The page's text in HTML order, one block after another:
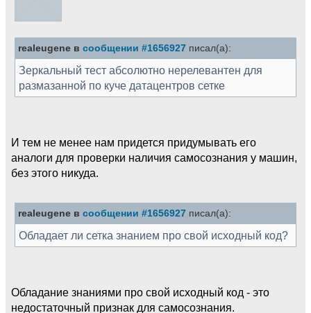
realeugene в сообщении #1656927 писал(а):
Зеркальный тест абсолютно нерелевантен для
размазанной по куче датацентров сетке
И тем не менее нам придется придумывать его
аналоги для проверки наличия самосознания у машин,
без этого никуда.
realeugene в сообщении #1656927 писал(а):
Обладает ли сетка знанием про свой исходный код?
Обладание знаниями про свой исходный код - это
недостаточный признак для самосознания.